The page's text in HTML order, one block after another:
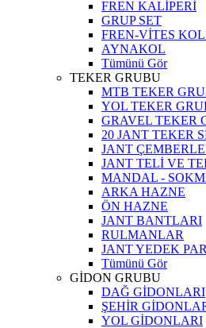
FREN KALİPERİ
GRUP SET
FREN-VİTES
AYNAKOL
Tümünü Gör
TEKER GRUBU
MTB TEKER
YOL TEKER
GRAVEL TEKER
20 JANT TEKER
JANT
JANT TELİ VE
MANDAL -
ARKA HAZNE
ÖN HAZNE
JANT BANTLARI
RULMANLAR
JANT YEDEK
Tümünü Gör
GİDON GRUBU
DAĞ GİDONLARI
ŞEHİR
YOL GİDONLARI